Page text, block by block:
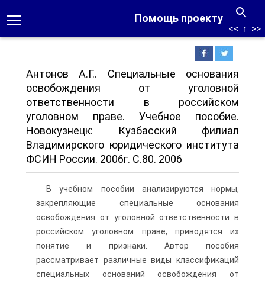
Помощь проекту
<< ↑ >>
Антонов А.Г.. Специальные основания
освобождения от уголовной
ответственности в российском
уголовном праве. Учебное пособие.
Новокузнецк: Кузбасский филиал
Владимирского юридического института
ФСИН России. 2006г. С.80. 2006
В учебном пособии анализируются нормы,
закрепляющие специальные основания
освобождения от уголовной ответственности в
российском уголовном праве, приводятся их
понятие и признаки. Автор пособия
рассматривает различные виды классификаций
специальных оснований освобождения от